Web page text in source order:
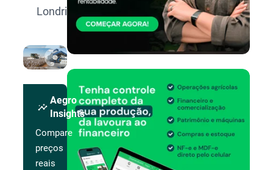
Londrina).
insights
Aegro
Insights
Compare
preços
reais